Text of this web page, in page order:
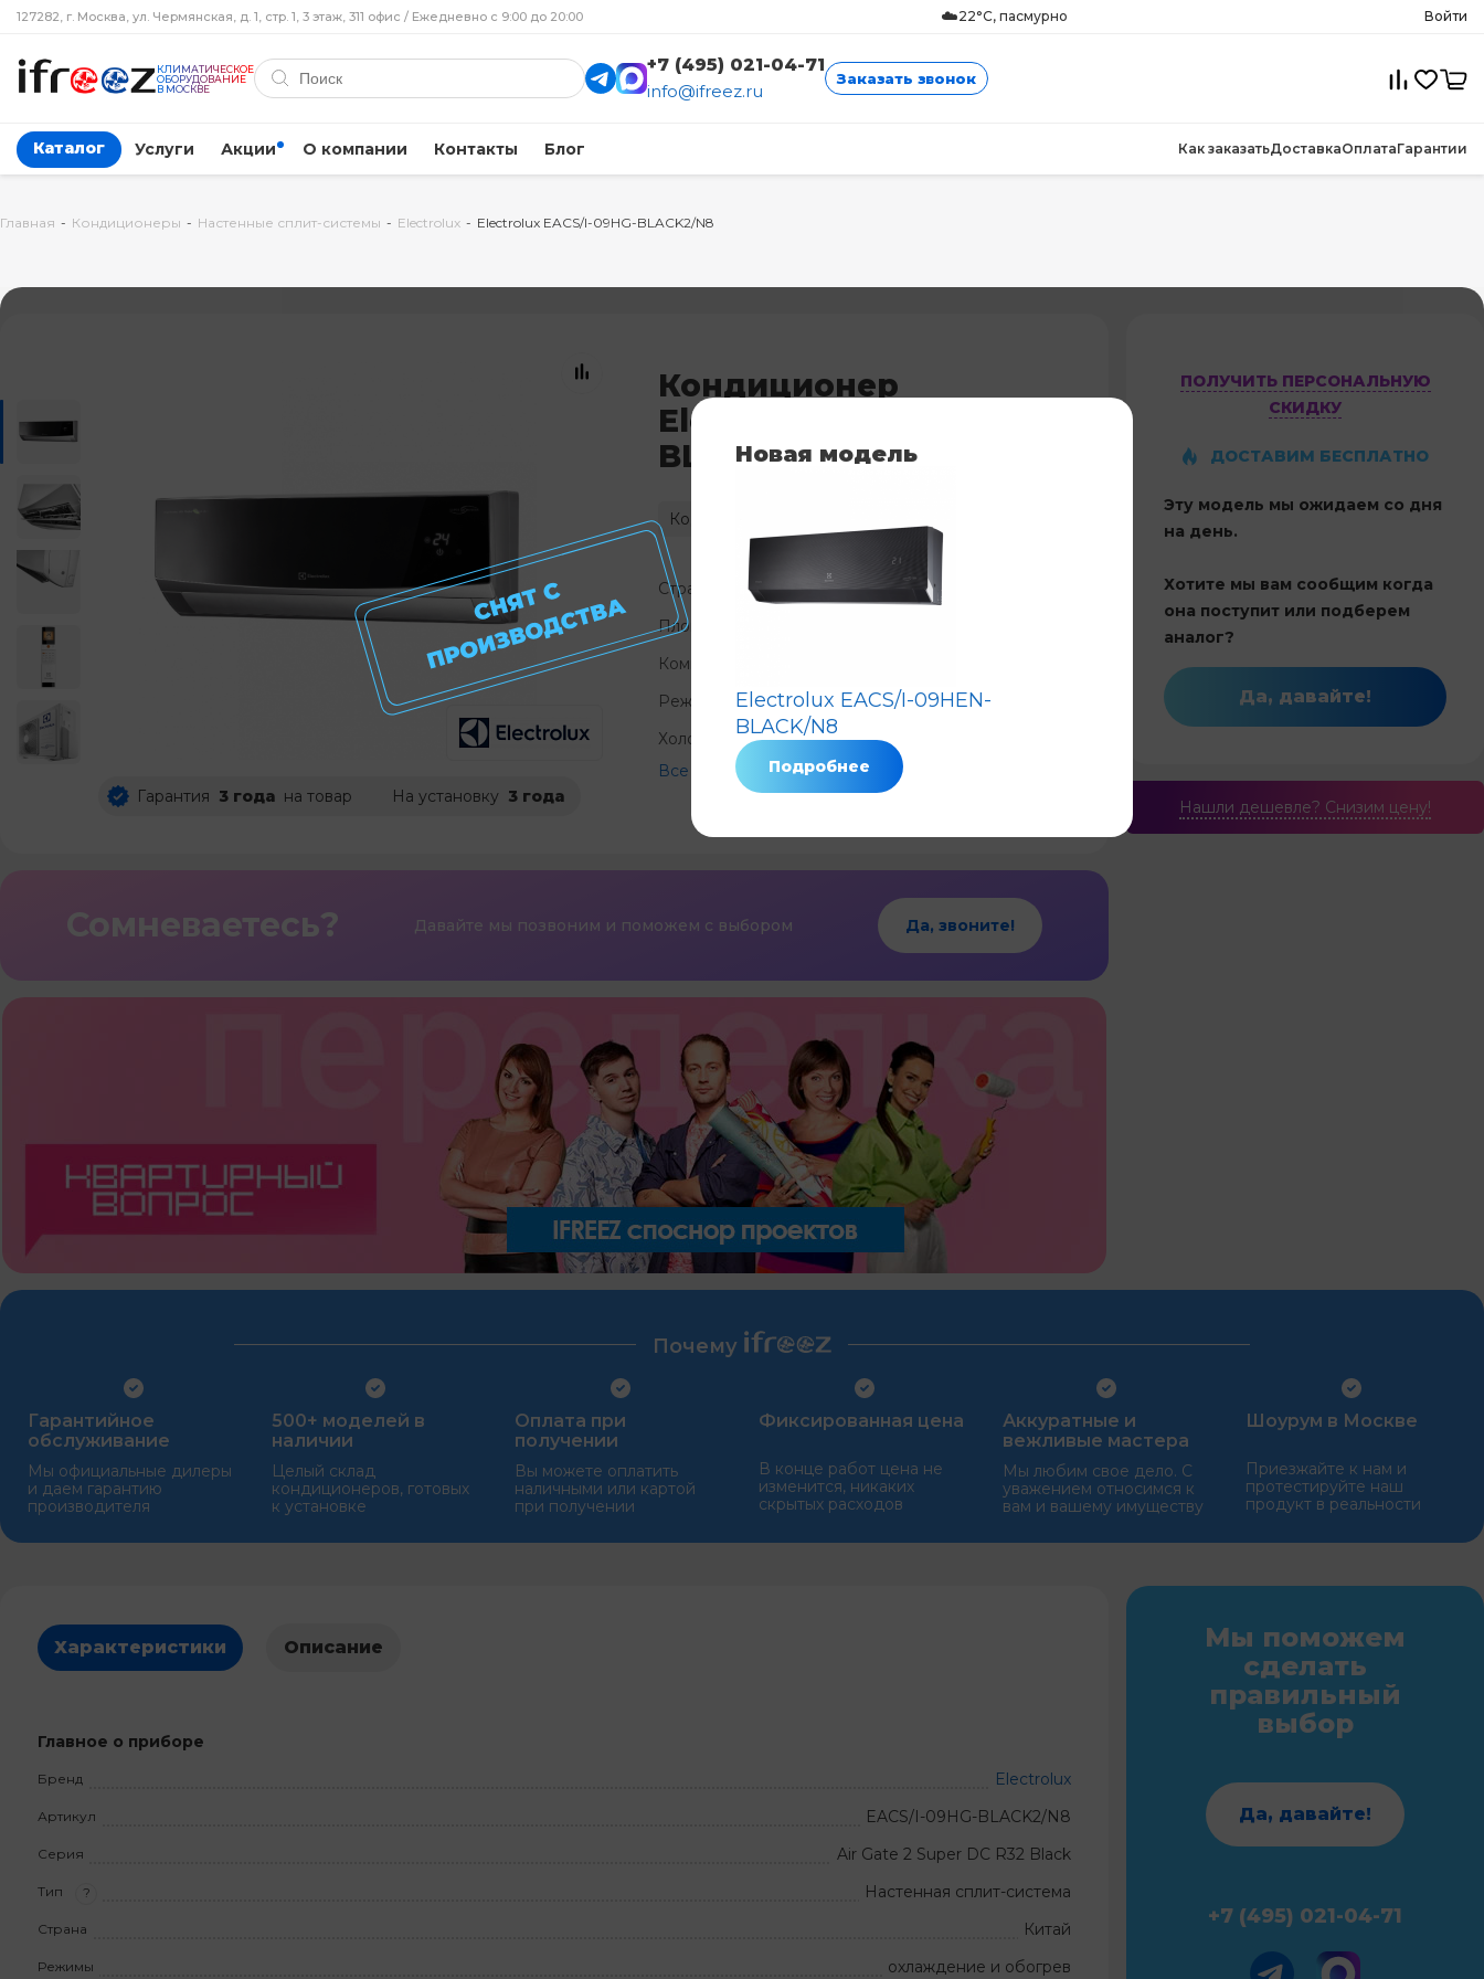
127282, г. Москва, ул. Чермянская, д. 1, стр. 1, 3 этаж, 311 офис / Ежедневно с 9:00 до 20:00 ☁️22°C, пасмурно Войти
КЛИМАТИЧЕСКОЕ
ОБОРУДОВАНИЕ
В МОСКВЕ
+7 (495) 021-04-71
info@ifreez.ru
Заказать звонок
Каталог Услуги Акции О компании Контакты Блог Как заказатьДоставкаОплатаГарантии
Главная - Кондиционеры - Настенные сплит-системы - Electrolux - Electrolux EACS/I-09HG-BLACK2/N8
Гарантия 3 года на товар На установку 3 года
Кондиционер
Electrolux EACS/I-09HG-
BLACK2/N8
Код: 8542
Страна
Площадь, м²
Компрессор
Режимы
охлаждение и обогрев
Холод, КВт/ч
?
Все характеристики
Сомневаетесь? Давайте мы позвоним и поможем с выбором Да, звоните!
ПОЛУЧИТЬ ПЕРСОНАЛЬНУЮ
СКИДКУ
ДОСТАВИМ БЕСПЛАТНО
Эту модель мы ожидаем со дня
на день.
Хотите мы вам сообщим когда
она поступит или подберем
аналог?
Да, давайте!
Нашли дешевле? Cнизим цену!
Почему
Гарантийное
обслуживание
Мы официальные дилеры
и даем гарантию
производителя
500+ моделей в
наличии
Целый склад
кондиционеров, готовых
к установке
Оплата при
получении
Вы можете оплатить
наличными или картой
при получении
Фиксированная цена
В конце работ цена не
изменится, никаких
скрытых расходов
Аккуратные и
вежливые мастера
Мы любим свое дело. С
уважением относимся к
вам и вашему имуществу
Шоурум в Москве
Приезжайте к нам и
протестируйте наш
продукт в реальности
Характеристики Описание
Главное о приборе
Бренд Electrolux
Артикул EACS/I-09HG-BLACK2/N8
Серия Air Gate 2 Super DC R32 Black
Тип ? Настенная сплит-система
Страна Китай
Режимы охлаждение и обогрев
Мы поможем
сделать
правильный
выбор
Да, давайте!
+7 (495) 021-04-71
Новая модель
Electrolux EACS/I-09HEN-
BLACK/N8
Подробнее